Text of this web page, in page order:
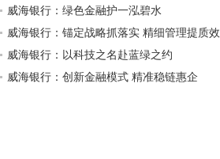
威海银行：绿色金融护一泓碧水
威海银行：锚定战略抓落实 精细管理提质效
威海银行：以科技之名赴蓝绿之约
威海银行：创新金融模式 精准稳链惠企